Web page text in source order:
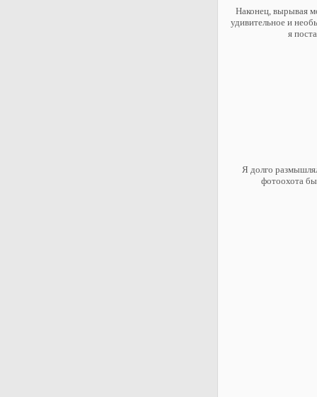
Наконец, вырывая
удивительное и
я
Я долго
фотоохота